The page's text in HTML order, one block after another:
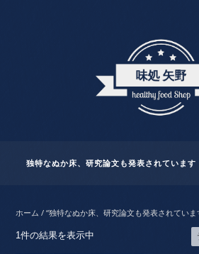
独特なぬか床、研究論文も発表されています
ホーム / “独特なぬか床、研究論文も発表されてい
1件の結果を表示中